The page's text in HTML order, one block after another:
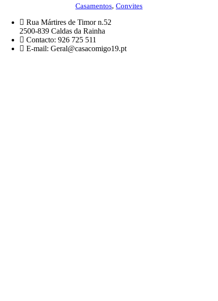
Casamentos, Convites
Rua Mártires de Timor n.52
2500-839 Caldas da Rainha
Contacto: 926 725 511
E-mail: Geral@casacomigo19.pt